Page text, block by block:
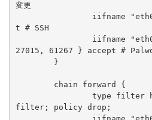
変更
t # SSH
27015, 61267 } accept #
filter; policy drop;